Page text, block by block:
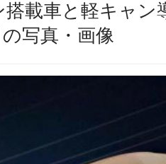
載車と軽キャ
写真・画像